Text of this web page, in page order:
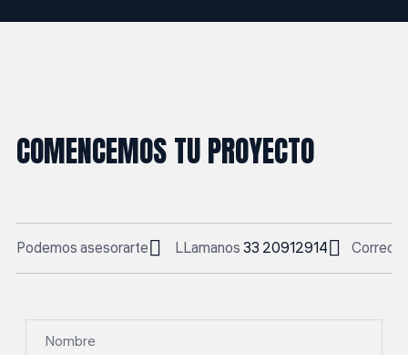
COMENCEMOS TU PROYECTO
Podemos asesorarte LLamanos33 20912914 Correo